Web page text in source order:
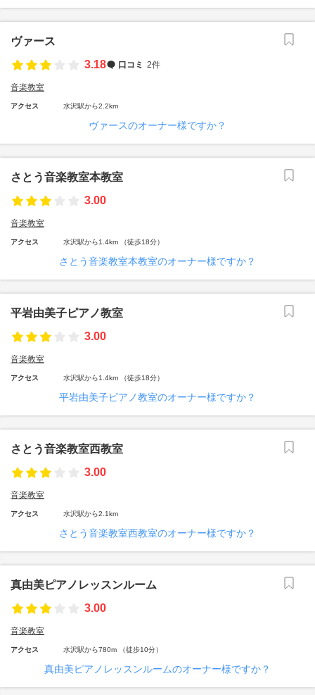
ヴァース
3.18
口コミ 2件
音楽教室
アクセス 水沢駅から2.2km
ヴァースのオーナー様ですか？
さとう音楽教室本教室
3.00
音楽教室
アクセス 水沢駅から1.4km （徒歩18分）
さとう音楽教室本教室のオーナー様ですか？
平岩由美子ピアノ教室
3.00
音楽教室
アクセス 水沢駅から1.4km （徒歩18分）
平岩由美子ピアノ教室のオーナー様ですか？
さとう音楽教室西教室
3.00
音楽教室
アクセス 水沢駅から2.1km
さとう音楽教室西教室のオーナー様ですか？
真由美ピアノレッスンルーム
3.00
音楽教室
アクセス 水沢駅から780m （徒歩10分）
真由美ピアノレッスンルームのオーナー様ですか？